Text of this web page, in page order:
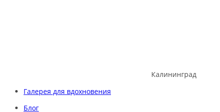
Калининград
Галерея для вдохновения
Блог